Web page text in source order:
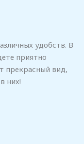
удобств. В
приятно
прекрасный вид,
них!